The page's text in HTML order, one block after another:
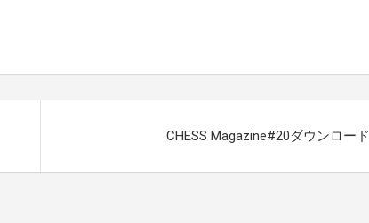
CHESS Magazine#20ダウンロード